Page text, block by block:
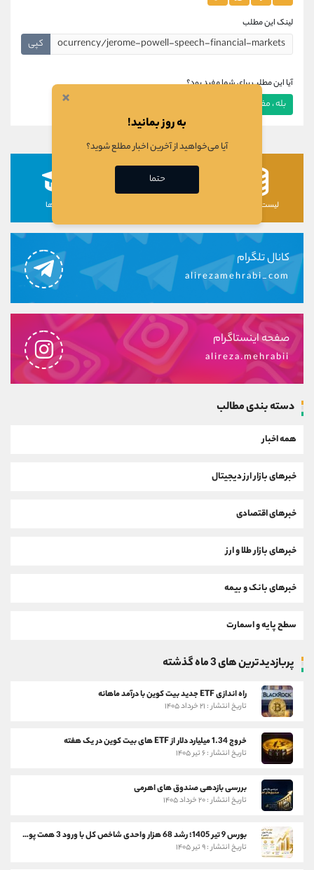
لینک این مطلب
کپی
آیا این مطلب برای شما مفید بود؟
بله ، مفید بود
لیست رمزارزها دوره ها
کانال تلگرام
alirezamehrabi_com
صفحه اینستاگرام
alireza.mehrabii
دسته بندی مطالب
همه اخبار
خبرهای بازار ارز دیجیتال
خبرهای اقتصادی
خبرهای بازار طلا و ارز
خبرهای بانک و بیمه
سطح پایه و اسمارت
پربازدیدترین های 3 ماه گذشته
راه اندازی ETF جدید بیت کوین با درآمد ماهانه
تاریخ انتشار : ۲۱ خرداد ۱۴۰۵
خروج 1.34 میلیارد دلار از ETF های بیت کوین در یک هفته
تاریخ انتشار : ۶ تیر ۱۴۰۵
بررسی بازدهی صندوق های اهرمی
تاریخ انتشار : ۲۰ خرداد ۱۴۰۵
بورس 9 تیر 1405؛ رشد 68 هزار واحدی شاخص کل با ورود 3 همت پول حقیقی
تاریخ انتشار : ۹ تیر ۱۴۰۵
×
به روز بمانید!
آیا می‌خواهید از آخرین اخبار مطلع شوید؟
حتما